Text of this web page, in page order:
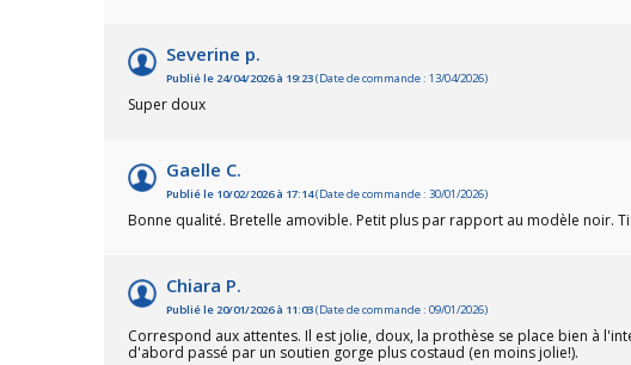
Severine p.
Publié le 24/04/2026 à 19:23(Date de commande : 13/04/2026)
Super doux
Gaelle C.
Publié le 10/02/2026 à 17:14(Date de commande : 30/01/2026)
Bonne qualité. Bretelle amovible. Petit plus par rapport au modèle noir.
Chiara P.
Publié le 20/01/2026 à 11:03(Date de commande : 09/01/2026)
Correspond aux attentes. Il est jolie, doux, la prothèse se place bien à
d'abord passé par un soutien gorge plus costaud (en moins jolie!).